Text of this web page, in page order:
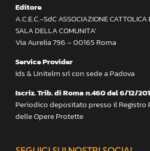
Editore
A.C.E.C.-SdC ASSOCIAZIONE CATTOLICA
SALA DELLA COMUNITA’
Via Aurelia 796 – 00165 Roma
Service Provider
Ids & Unitelm srl con sede a Padova
Iscriz. Trib. di Roma n.460 del 6/12/
Periodico depositato presso il Registro
delle Opere Protette